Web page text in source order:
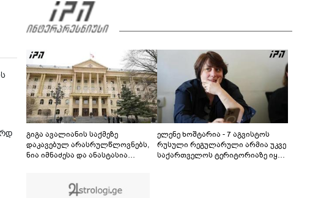
02:02
"გამოდი გარეთ, შე, ნა***რო... კიდევ
დაგარტყამ" - ვრცელდება ფიზიკური და
სიტყვიერი დაპირისპირების კადრები
სუპერმარკეტიდან
00:28
"ბოლო წამებზე ნამდვილად ისმის განწირული
ხმა: “კახა, არ მიმატოვო, გეხვეწები” - რა წერს
და რა ვიდეოს აქვეყნებს ადვოკატი, ტარიელ
კაკაბაძე?
გიგა ავალიანის საქმეზე
დაკავებულ არასრულწლოვნებს,
ნია იმნაძესა და ანასტასია
შეეფარდათ
ელენე ხოშტარია - 7 აგვისტოს
რუსული რეგულარული არმია უკვე
საქართველოს ტერიტორიაზე იყო,